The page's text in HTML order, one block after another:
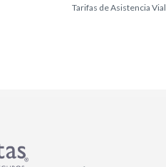
Tarifas de Asistencia Vial